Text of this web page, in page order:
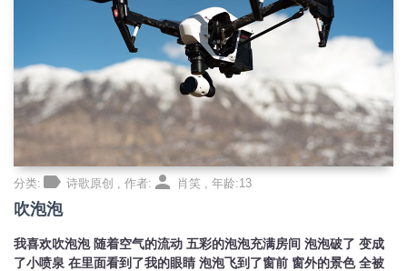
分类: label 诗歌原创 , 作者: person 肖笑 , 年龄:13
吹泡泡
我喜欢吹泡泡 随着空气的流动 五彩的泡泡充满房间 泡泡破了 变成
了小喷泉 在里面看到了我的眼睛 泡泡飞到了窗前 窗外的景色 全被